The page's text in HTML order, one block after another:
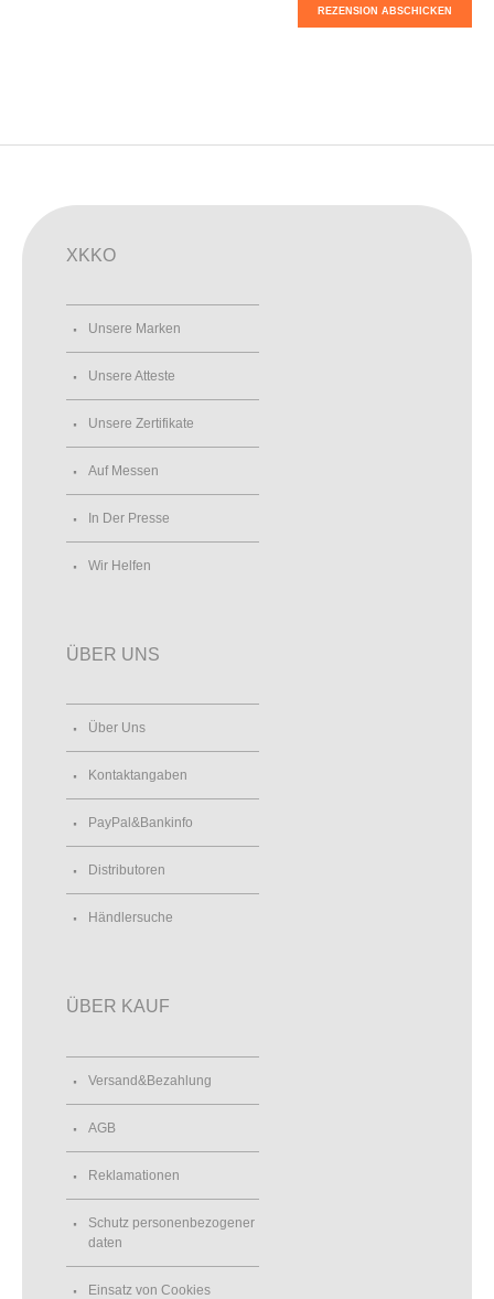
REZENSION ABSCHICKEN
XKKO
Unsere Marken
Unsere Atteste
Unsere Zertifikate
Auf Messen
In Der Presse
Wir Helfen
ÜBER UNS
Über Uns
Kontaktangaben
PayPal&Bankinfo
Distributoren
Händlersuche
ÜBER KAUF
Versand&Bezahlung
AGB
Reklamationen
Schutz personenbezogener
daten
Einsatz von Cookies